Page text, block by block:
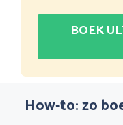
BOEK
How-to: zo